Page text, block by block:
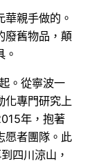
親手做的。
廢舊物品，顛
。從寧波一
化專門研究上
年，抱著
愿者團隊。此
四川涼山，